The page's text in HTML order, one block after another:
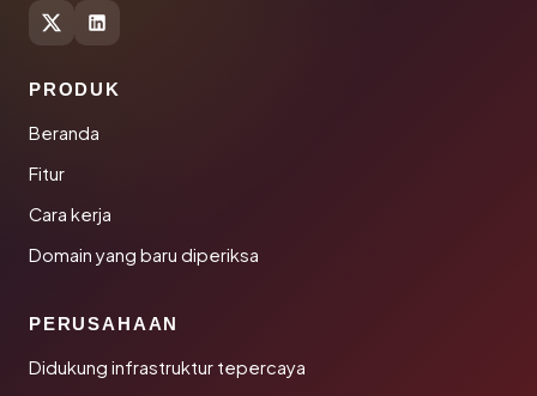
PRODUK
Beranda
Fitur
Cara kerja
Domain yang baru diperiksa
PERUSAHAAN
Didukung infrastruktur tepercaya